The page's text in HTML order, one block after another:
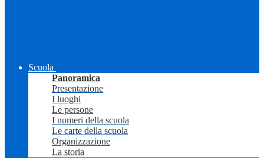
Scuola
Panoramica
Presentazione
I luoghi
Le persone
I numeri della scuola
Le carte della scuola
Organizzazione
La storia